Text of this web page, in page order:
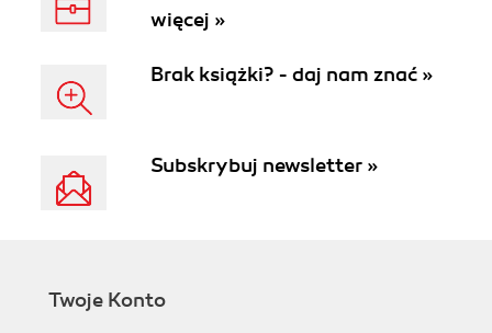
więcej »
Brak książki? - daj nam znać »
Subskrybuj newsletter »
Twoje Konto